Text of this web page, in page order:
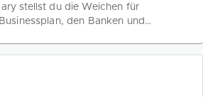
bis hin zum Ertragsmodell
es nur 10 Schritte für ein
Geschäftsmodell.
stellst du die Weichen für
den Banken und